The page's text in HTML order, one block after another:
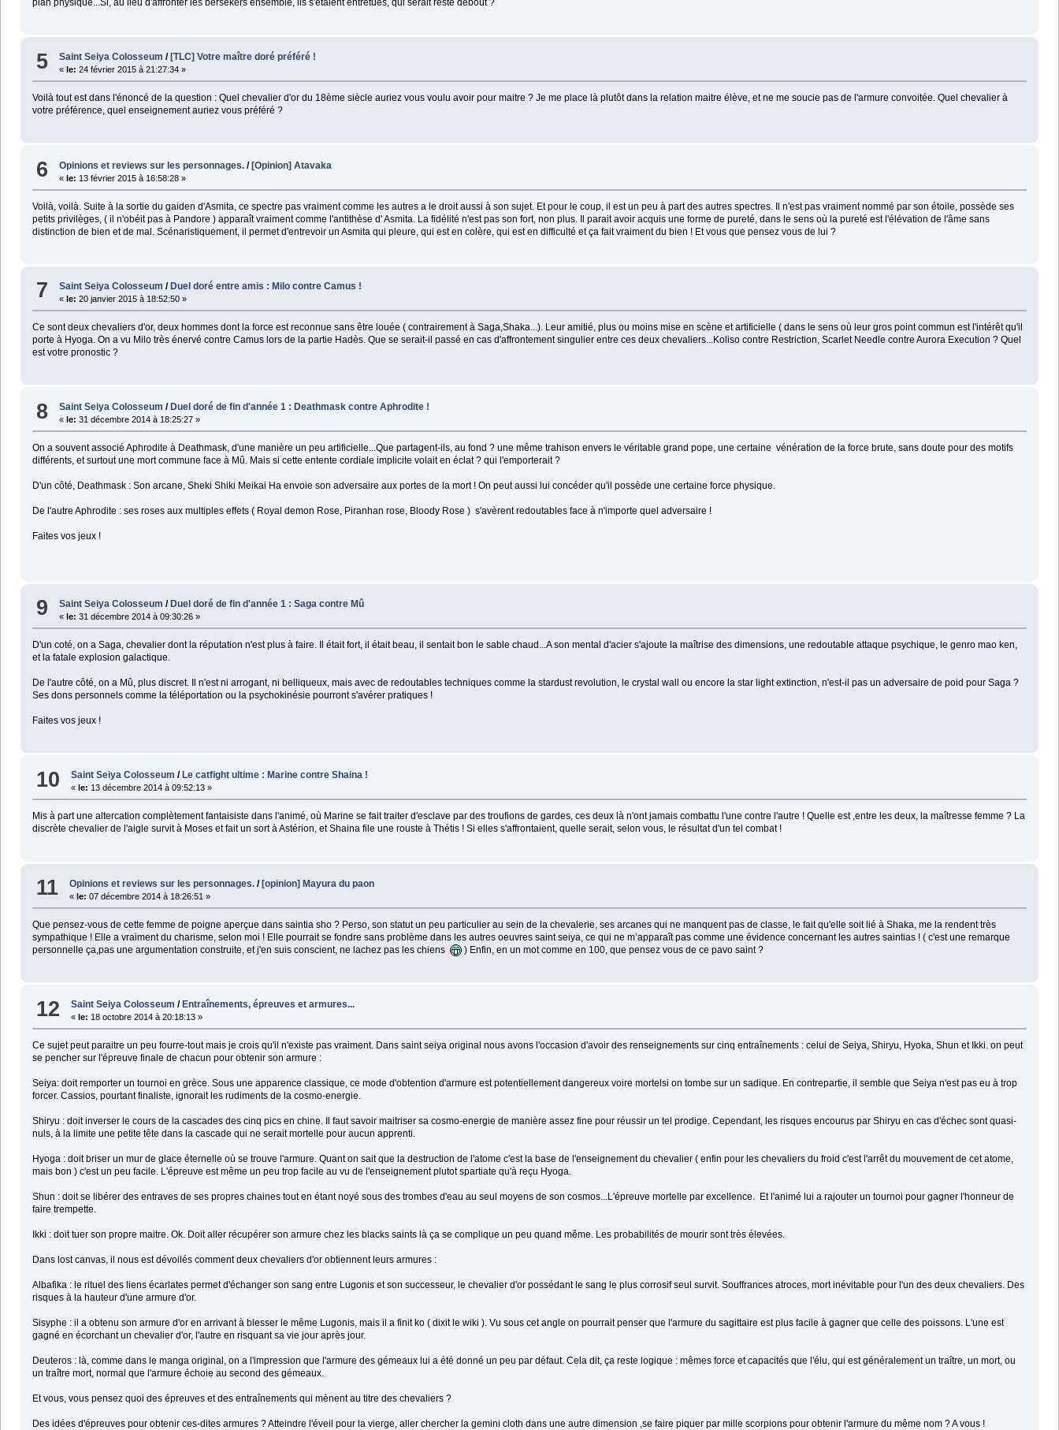
5 Saint Seiya Colosseum / [TLC] Votre maître doré préféré !
«le: 24 février 2015 à 21:27:34 »
Voilà tout est dans l'énoncé de la question : Quel chevalier d'or du 18ème siècle auriez vous voulu avoir pour maitre ? Je me place là plutôt dans la relation maitre élève, et ne me soucie pas de l'armure convoitée. Quel chevalier à
votre préférence, quel enseignement auriez vous préféré ?
6 Opinions et reviews sur les personnages. /[Opinion] Atavaka
«le: 13 février 2015 à 16:58:28 »
Voilà, voilà. Suite à la sortie du gaiden d'Asmita, ce spectre pas vraiment comme les autres a le droit aussi à son sujet. Et pour le coup, il est un peu à part des autres spectres. Il n'est pas vraiment nommé par son étoile, possède ses
petits privilèges, ( il n'obéit pas à Pandore ) apparaît vraiment comme l'antithèse d' Asmita. La fidélité n'est pas son fort, non plus. Il parait avoir acquis une forme de pureté, dans le sens où la pureté est l'élévation de l'âme sans
distinction de bien et de mal. Scénaristiquement, il permet d'entrevoir un Asmita qui pleure, qui est en colère, qui est en difficulté et ça fait vraiment du bien ! Et vous que pensez vous de lui ?
7 Saint Seiya Colosseum / Duel doré entre amis : Milo contre Camus !
«le: 20 janvier 2015 à 18:52:50 »
Ce sont deux chevaliers d'or, deux hommes dont la force est reconnue sans être louée ( contrairement à Saga,Shaka...). Leur amitié, plus ou moins mise en scène et artificielle ( dans le sens où leur gros point commun est l'intérêt qu'il
porte à Hyoga. On a vu Milo très énervé contre Camus lors de la partie Hadès. Que se serait-il passé en cas d'affrontement singulier entre ces deux chevaliers...Koliso contre Restriction, Scarlet Needle contre Aurora Execution ? Quel
est votre pronostic ?
8 Saint Seiya Colosseum / Duel doré de fin d'année 1 : Deathmask contre Aphrodite !
« le: 31 décembre 2014 à 18:25:27 »
On a souvent associé Aphrodite à Deathmask, d'une manière un peu artificielle...Que partagent-ils, au fond ? une même trahison envers le véritable grand pope, une certaine vénération de la force brute, sans doute pour des motifs
différents, et surtout une mort commune face à Mû. Mais si cette entente cordiale implicite volait en éclat ? qui l'emporterait ?
D'un côté, Deathmask : Son arcane, Sheki Shiki Meikai Ha envoie son adversaire aux portes de la mort ! On peut aussi lui concéder qu'il possède une certaine force physique.
De l'autre Aphrodite : ses roses aux multiples effets ( Royal demon Rose, Piranhan rose, Bloody Rose ) s'avèrent redoutables face à n'importe quel adversaire !
Faites vos jeux !
9 Saint Seiya Colosseum / Duel doré de fin d'année 1 : Saga contre Mû
«le: 31 décembre 2014 à 09:30:26 »
D'un coté, on a Saga, chevalier dont la réputation n'est plus à faire. Il était fort, il était beau, il sentait bon le sable chaud...A son mental d'acier s'ajoute la maîtrise des dimensions, une redoutable attaque psychique, le genro mao ken,
et la fatale explosion galactique.
De l'autre côté, on a Mû, plus discret. Il n'est ni arrogant, ni belliqueux, mais avec de redoutables techniques comme la stardust revolution, le crystal wall ou encore la star light extinction, n'est-il pas un adversaire de poid pour Saga ?
Ses dons personnels comme la téléportation ou la psychokinésie pourront s'avérer pratiques !
Faites vos jeux !
10 Saint Seiya Colosseum / Le catfight ultime : Marine contre Shaina !
« le: 13 décembre 2014 à 09:52:13 »
Mis à part une altercation complètement fantaisiste dans l'animé, où Marine se fait traiter d'esclave par des troufions de gardes, ces deux là n'ont jamais combattu l'une contre l'autre ! Quelle est ,entre les deux, la maîtresse femme ? La
discrète chevalier de l'aigle survit à Moses et fait un sort à Astérion, et Shaina file une rouste à Thétis ! Si elles s'affrontaient, quelle serait, selon vous, le résultat d'un tel combat !
11 Opinions et reviews sur les personnages. /[opinion] Mayura du paon
«le: 07 décembre 2014 à 18:26:51 »
Que pensez-vous de cette femme de poigne aperçue dans saintia sho ? Perso, son statut un peu particulier au sein de la chevalerie, ses arcanes qui ne manquent pas de classe, le fait qu'elle soit lié à Shaka, me la rendent très
sympathique ! Elle a vraiment du charisme, selon moi ! Elle pourrait se fondre sans problème dans les autres oeuvres saint seiya, ce qui ne m’apparaît pas comme une évidence concernant les autres saintias ! ( c'est une remarque
personnelle ça,pas une argumentation construite, et j'en suis conscient, ne lachez pas les chiens
) Enfin, en un mot comme en 100, que pensez vous de ce pavo saint ?
12 Saint Seiya Colosseum / Entraînements, épreuves et armures...
« le: 18 octobre 2014 à 20:18:13 »
Ce sujet peut paraitre un peu fourre-tout mais je crois qu'il n'existe pas vraiment. Dans saint seiya original nous avons l'occasion d'avoir des renseignements sur cinq entraînements : celui de Seiya, Shiryu, Hyoka, Shun et Ikki. on peut
se pencher sur l'épreuve finale de chacun pour obtenir son armure :
Seiya: doit remporter un tournoi en grèce. Sous une apparence classique, ce mode d'obtention d'armure est potentiellement dangereux voire mortelsi on tombe sur un sadique. En contrepartie, il semble que Seiya n'est pas eu à trop
forcer. Cassios, pourtant finaliste, ignorait les rudiments de la cosmo-energie.
Shiryu : doit inverser le cours de la cascades des cinq pics en chine. Il faut savoir maitriser sa cosmo-energie de manière assez fine pour réussir un tel prodige. Cependant, les risques encourus par Shiryu en cas d'échec sont quasi-
nuls, à la limite une petite tête dans la cascade qui ne serait mortelle pour aucun apprenti.
Hyoga : doit briser un mur de glace éternelle où se trouve l'armure. Quant on sait que la destruction de l'atome c'est la base de l'enseignement du chevalier ( enfin pour les chevaliers du froid c'est l'arrêt du mouvement de cet atome,
mais bon ) c'est un peu facile. L'épreuve est même un peu trop facile au vu de l'enseignement plutot spartiate qu'à reçu Hyoga.
Shun : doit se libérer des entraves de ses propres chaines tout en étant noyé sous des trombes d'eau au seul moyens de son cosmos...L'épreuve mortelle par excellence. Et l'animé lui a rajouter un tournoi pour gagner l'honneur de
faire trempette.
Ikki : doit tuer son propre maitre. Ok. Doit aller récupérer son armure chez les blacks saints là ça se complique un peu quand même. Les probabilités de mourir sont très élevées.
Dans lost canvas, il nous est dévoilés comment deux chevaliers d'or obtiennent leurs armures :
Albafika : le rituel des liens écarlates permet d'échanger son sang entre Lugonis et son successeur, le chevalier d'or possédant le sang le plus corrosif seul survit. Souffrances atroces, mort inévitable pour l'un des deux chevaliers. Des
risques à la hauteur d'une armure d'or.
Sisyphe : il a obtenu son armure d'or en arrivant à blesser le même Lugonis, mais il a finit ko ( dixit le wiki ). Vu sous cet angle on pourrait penser que l'armure du sagittaire est plus facile à gagner que celle des poissons. L'une est
gagné en écorchant un chevalier d'or, l'autre en risquant sa vie jour après jour.
Deuteros : là, comme dans le manga original, on a l'impression que l'armure des gémeaux lui a été donné un peu par défaut. Cela dit, ça reste logique : mêmes force et capacités que l'élu, qui est généralement un traître, un mort, ou
un traître mort, normal que l'armure échoie au second des gémeaux.
Et vous, vous pensez quoi des épreuves et des entraînements qui mènent au titre des chevaliers ?
Des idées d'épreuves pour obtenir ces-dites armures ? Atteindre l'éveil pour la vierge, aller chercher la gemini cloth dans une autre dimension ,se faire piquer par mille scorpions pour obtenir l'armure du même nom ? A vous !